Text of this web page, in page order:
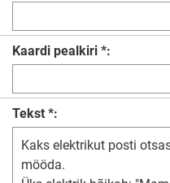
Kaardi pealkiri *:
Tekst *: